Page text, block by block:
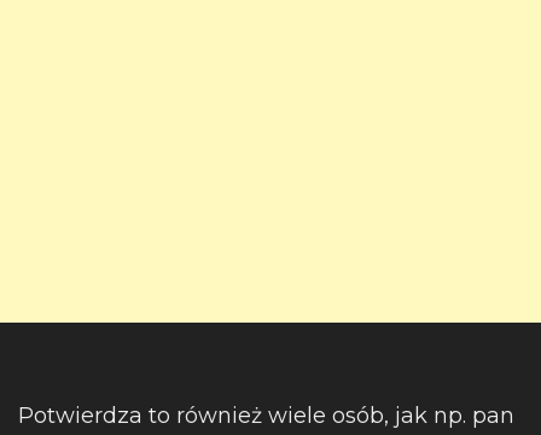
Potwierdza to również wiele osób, jak np. pan